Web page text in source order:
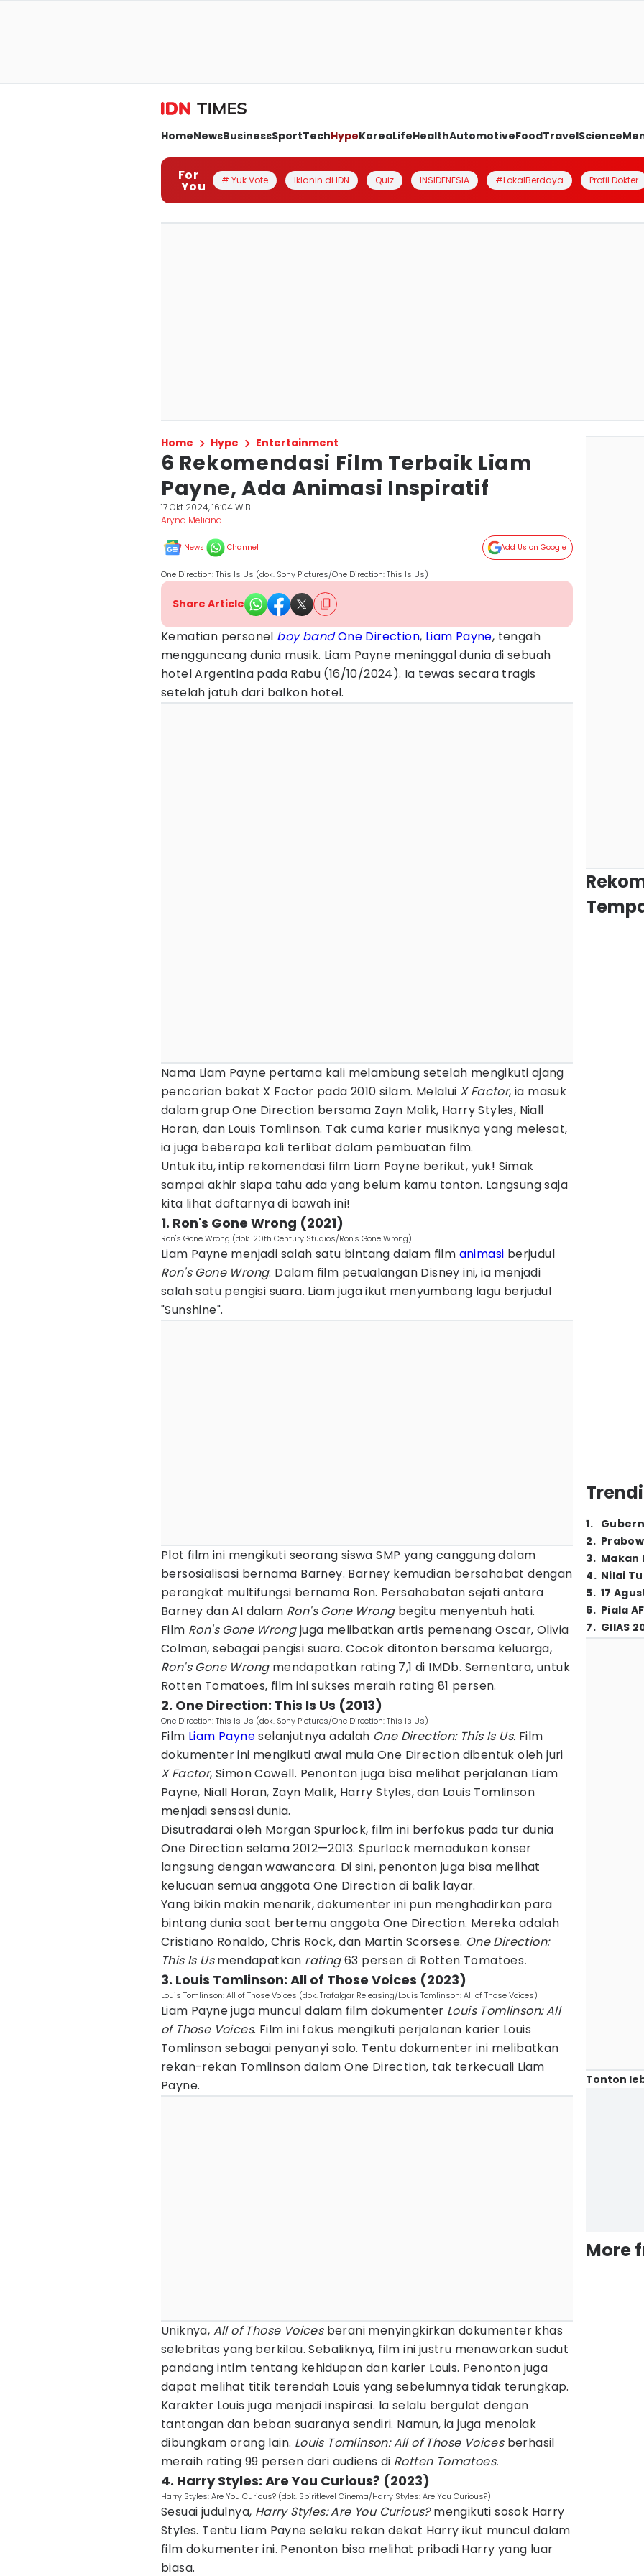
HomeNewsBusinessSportTechHypeKoreaLifeHealthAutomotiveFoodTravelScience
For
You # Yuk Vote Iklanin di IDN Quiz INSIDENESIA #LokalBerdaya Profil Dokter
Home Hype Entertainment
6 Rekomendasi Film Terbaik Liam
Payne, Ada Animasi Inspiratif
17 Okt 2024, 16:04 WIB
Aryna Meliana
News Channel Add Us on Google
One Direction: This Is Us (dok. Sony Pictures/One Direction: This Is Us)
Share Article
Kematian personel boy bandOne Direction, Liam Payne, tengah
mengguncang dunia musik. Liam Payne meninggal dunia di sebuah
hotel Argentina pada Rabu (16/10/2024). Ia tewas secara tragis
setelah jatuh dari balkon hotel.
Nama Liam Payne pertama kali melambung setelah mengikuti ajang
pencarian bakat X Factor pada 2010 silam. Melalui X Factor, ia masuk
dalam grup One Direction bersama Zayn Malik, Harry Styles, Niall
Horan, dan Louis Tomlinson. Tak cuma karier musiknya yang melesat,
ia juga beberapa kali terlibat dalam pembuatan film.
Untuk itu, intip rekomendasi film Liam Payne berikut, yuk! Simak
sampai akhir siapa tahu ada yang belum kamu tonton. Langsung saja
kita lihat daftarnya di bawah ini!
1. Ron's Gone Wrong (2021)
Ron's Gone Wrong (dok. 20th Century Studios/Ron's Gone Wrong)
Liam Payne menjadi salah satu bintang dalam film animasi berjudul
Ron's Gone Wrong. Dalam film petualangan Disney ini, ia menjadi
salah satu pengisi suara. Liam juga ikut menyumbang lagu berjudul
"Sunshine".
Plot film ini mengikuti seorang siswa SMP yang canggung dalam
bersosialisasi bernama Barney. Barney kemudian bersahabat dengan
perangkat multifungsi bernama Ron. Persahabatan sejati antara
Barney dan AI dalam Ron's Gone Wrongbegitu menyentuh hati.
Film Ron's Gone Wrongjuga melibatkan artis pemenang Oscar, Olivia
Colman, sebagai pengisi suara. Cocok ditonton bersama keluarga,
Ron's Gone Wrongmendapatkan rating 7,1 di IMDb. Sementara, untuk
Rotten Tomatoes, film ini sukses meraih rating 81 persen.
2. One Direction: This Is Us (2013)
One Direction: This Is Us (dok. Sony Pictures/One Direction: This Is Us)
Film Liam Payneselanjutnya adalah One Direction: This Is Us. Film
dokumenter ini mengikuti awal mula One Direction dibentuk oleh juri
X Factor, Simon Cowell. Penonton juga bisa melihat perjalanan Liam
Payne, Niall Horan, Zayn Malik, Harry Styles, dan Louis Tomlinson
menjadi sensasi dunia.
Disutradarai oleh Morgan Spurlock, film ini berfokus pada tur dunia
One Direction selama 2012—2013. Spurlock memadukan konser
langsung dengan wawancara. Di sini, penonton juga bisa melihat
kelucuan semua anggota One Direction di balik layar.
Yang bikin makin menarik, dokumenter ini pun menghadirkan para
bintang dunia saat bertemu anggota One Direction. Mereka adalah
Cristiano Ronaldo, Chris Rock, dan Martin Scorsese. One Direction:
This Is Usmendapatkan rating63 persen di Rotten Tomatoes.
3. Louis Tomlinson: All of Those Voices (2023)
Louis Tomlinson: All of Those Voices (dok. Trafalgar Releasing/Louis Tomlinson: All of Those Voices)
Liam Payne juga muncul dalam film dokumenter Louis Tomlinson: All
of Those Voices. Film ini fokus mengikuti perjalanan karier Louis
Tomlinson sebagai penyanyi solo. Tentu dokumenter ini melibatkan
rekan-rekan Tomlinson dalam One Direction, tak terkecuali Liam
Payne.
Uniknya, All of Those Voicesberani menyingkirkan dokumenter khas
selebritas yang berkilau. Sebaliknya, film ini justru menawarkan sudut
pandang intim tentang kehidupan dan karier Louis. Penonton juga
dapat melihat titik terendah Louis yang sebelumnya tidak terungkap.
Karakter Louis juga menjadi inspirasi. Ia selalu bergulat dengan
tantangan dan beban suaranya sendiri. Namun, ia juga menolak
dibungkam orang lain. Louis Tomlinson: All of Those Voicesberhasil
meraih rating 99 persen dari audiens di Rotten Tomatoes.
4. Harry Styles: Are You Curious? (2023)
Harry Styles: Are You Curious? (dok. Spiritlevel Cinema/Harry Styles: Are You Curious?)
Sesuai judulnya, Harry Styles: Are You Curious?mengikuti sosok Harry
Styles. Tentu Liam Payne selaku rekan dekat Harry ikut muncul dalam
film dokumenter ini. Penonton bisa melihat pribadi Harry yang luar
biasa.
1.
2.
3. Makan
4. Nilai
5. 17
6. Piala
7. GIIAS
Tonton
More